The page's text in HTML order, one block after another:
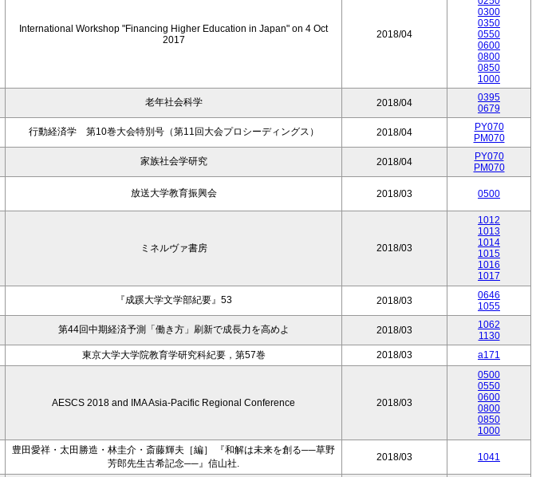
International Workshop "Financing Higher Education in Japan" on 4 Oct
2017
2018/04
0300
0350
0550
0600
0800
0850
1000
老年社会科学 2018/04
0395
0679
行動経済学 第10巻大会特別号（第11回大会プロシーディングス） 2018/04
PY070
PM070
家族社会学研究 2018/04
PY070
PM070
放送大学教育振興会 2018/03 0500
ミネルヴァ書房 2018/03
1012
1013
1014
1015
1016
1017
『成蹊大学文学部紀要』53 2018/03
0646
1055
第44回中期経済予測「働き方」刷新で成長力を高めよ 2018/03
1062
1130
東京大学大学院教育学研究科紀要，第57巻 2018/03 a171
AESCS 2018 and IMA Asia-Pacific Regional Conference 2018/03
0500
0550
0600
0800
0850
1000
豊田愛祥・太田勝造・林圭介・斎藤輝夫［編］ 『和解は未来を創る──草野
芳郎先生古希記念──』信山社.
2018/03 1041